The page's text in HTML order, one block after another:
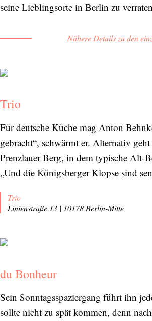
seine Lieblingsorte in Berlin zu
Nähere Details zu den
Trio
Für deutsche Küche mag Anton
gebracht“, schwärmt er. Alternativ
Prenzlauer Berg, in dem typische Alt-
„Und die Königsberger Klopse sind
Trio
Linienstraße 13 | 10178 Berlin-Mitte
du Bonheur
Sein Sonntagsspaziergang führt ihn
sollte nicht zu spät kommen, denn